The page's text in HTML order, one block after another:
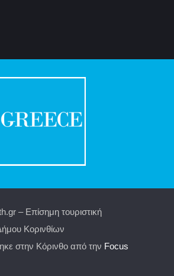
– Επίσημη τουριστική
Κορινθίων
στην Κόρινθο από την Focus